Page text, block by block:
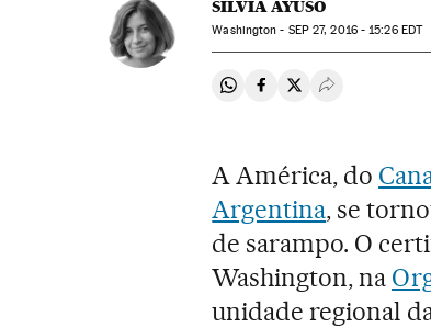
SILVIA AYUSO
Washington - SEP27, 2016 - 15:26EDT
Compartir en Whatsapp
Compartir en Facebook
Compartir en
Desplegar
A América, do
Argentina, se
de sarampo. O
Washington, na
unidade regional